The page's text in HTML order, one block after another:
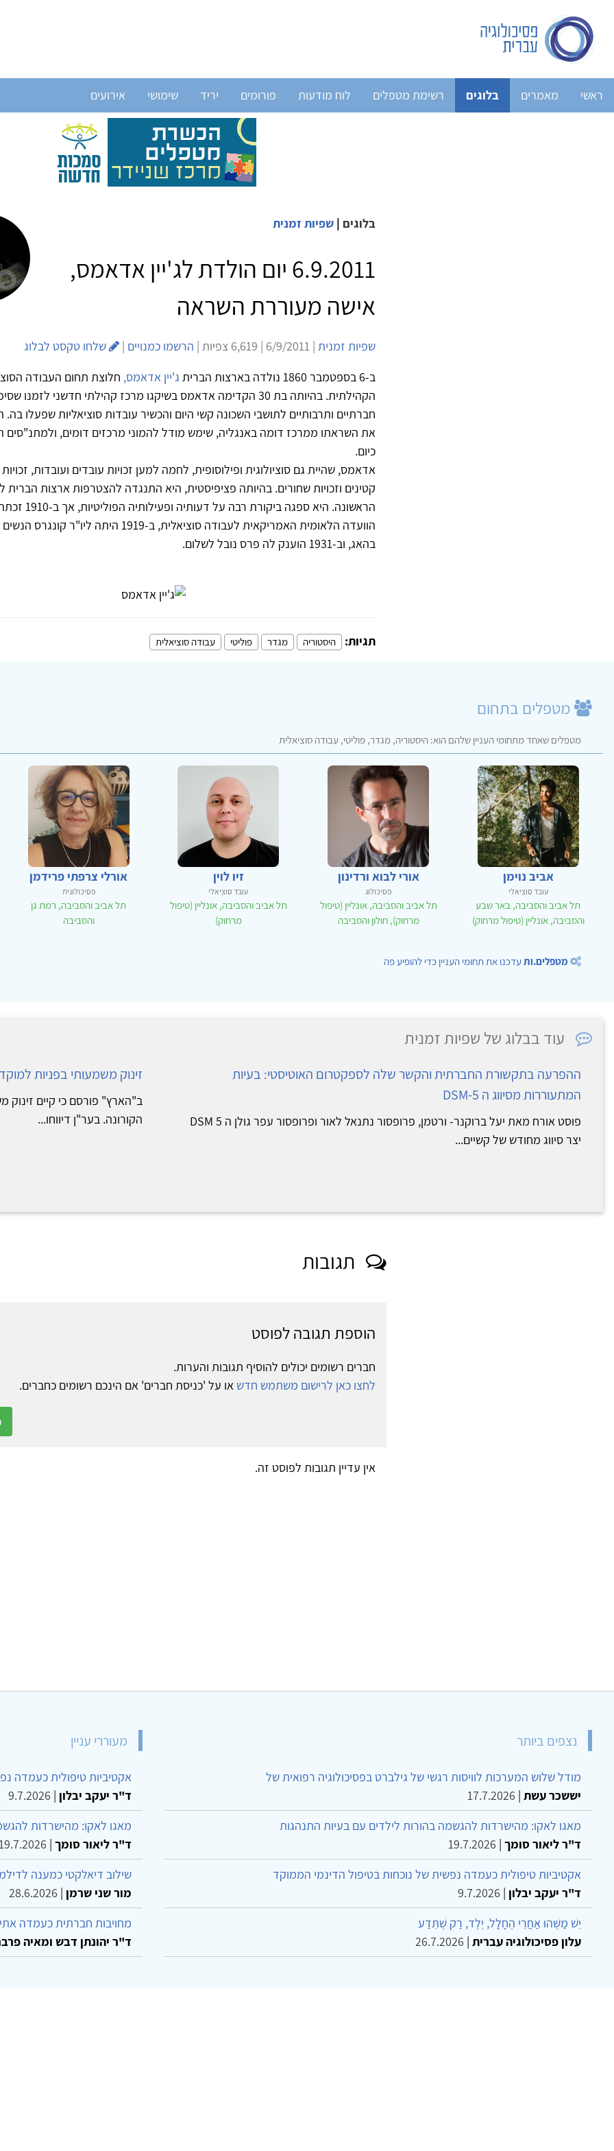
ראשי מאמרים בלוגים רשימת מטפלים לוח מודעות פורומים יריד שימושי אירועים
בלוגים | שפיות זמנית
6.9.2011 יום הולדת לג'יין אדאמס,
אישה מעוררת השראה
שפיות זמנית | 6/9/2011 | 6,619 צפיות | הרשמו כמנויים |
שלחו טקסט לבלוג
ב-6 בספטמבר 1860 נולדה בארצות הברית
ג'יין אדאמס, חלוצת תחום העבודה
הקהילתית. בהיותה בת 30 הקדימה אדאמס בשיקגו מרכז קהילתי חדשני לזמנו
חברתיים ותרבותיים לתושבי השכונה קשי היום והכשיר עובדות סוציאליות שפעלו
את השראתו ממרכז דומה באנגליה, שימש מודל להמוני מרכזים דומים, ולמתנ"סים
כיום.
אדאמס, שהיית גם סוציולוגית ופילוסופית, לחמה למען זכויות עובדים ועובדות, זכויות
קטינים וזכויות שחורים. בהיותה פציפיסטית, היא התנגדה להצטרפות ארצות
הראשונה. היא ספגה
הוועדה הלאומית האמריקאית לעבודה סוציאלית, ב-1919 היתה
בהאג, וב-1931 הוענק לה פרס נובל לשלום.
תגיות: היסטוריה מגדר פוליטי עבודה סוציאלית
מטפלים בתחום
מטפלים שאחד מתחומי העניין שלהם הוא: היסטוריה, מגדר, פוליטי, עבודה סוציאלית
אביב נוימן
עובד סוציאלי
תל אביב והסביבה, באר שבע
והסביבה, אונליין (טיפול מרחוק)
אורי לבוא ורדינון
פסיכולוג
תל אביב והסביבה, אונליין (טיפול
מרחוק), חולון והסביבה
זיו לוין
עובד סוציאלי
תל אביב והסביבה, אונליין (טיפול
מרחוק)
אורלי צרפתי פרידמן
פסיכולוגית
תל אביב והסביבה, רמת גן
והסביבה
מטפלים.ותעדכנו את תחומי העניין כדי להופיע פה
עוד בבלוג של שפיות זמנית
ההפרעה בתקשורת החברתית והקשר שלה לספקטרום האוטיסטי: בעיות
המתעוררות מסיווג ה DSM-5
פוסט אורח מאת יעל ברוקנר- ורטמן, פרופסור נתנאל לאור ופרופסור עפר גולן ה 5 DSM
יצר סיווג מחודש של קשיים...
זינוק משמעותי בפניות
ב"הארץ" פורסם כי קיים
הקורונה. בער"ן דיווחו...
תגובות
הוספת תגובה לפוסט
חברים רשומים יכולים להוסיף תגובות והערות.
לחצו כאן לרישום משתמש חדש או על 'כניסת חברים' אם הינכם רשומים כחברים.
אין עדיין תגובות לפוסט זה.
נצפים ביותר
מודל שלוש המערכות לוויסות רגשי של גילברט בפסיכולוגיה רפואית של
יששכר עשת |
17.7.2026
מאגו לאקו: מהישרדות להגשמה בהורות לילדים עם בעיות התנהגות
ד"ר ליאור סומך |
19.7.2026
אקטיביות טיפולית כעמדה נפשית של נוכחות בטיפול הדינמי הממוקד
ד"ר יעקב יבלון |
9.7.2026
יֵשׁ מַשֶּׁהוּ אַחֲרֵי הֶחָלָל, יֶלֶד, רַק שֶׁתֵּדַע
עלון פסיכולוגיה עברית |
26.7.2026
מעוררי עניין
אקטיביות טיפולית כעמדה
ד"ר יעקב יבלון |
9.7.2026
מאגו לאקו: מהישרדות
ד"ר ליאור סומך |
שילוב דיאלקטי כמענה
מור שני שרמן |
28.6.2026
מחויבות חברתית כעמדה
ד"ר יהונתן דבש ומאיה